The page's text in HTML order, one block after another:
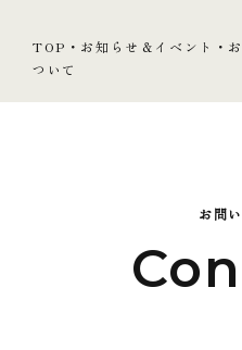
TOP ・ お知らせ＆イベント ・
ついて
お問